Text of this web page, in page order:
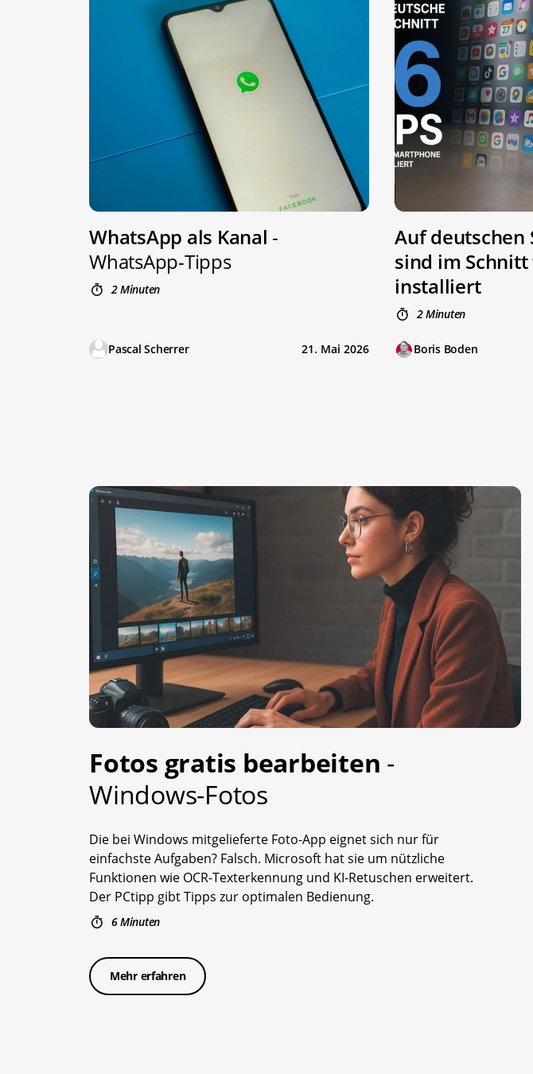
WhatsApp als Kanal -
WhatsApp-Tipps
2 Minuten
Pascal Scherrer 21. Mai 2026
Auf deutschen
sind im
installiert
2 Minuten
Boris Boden
Fotos gratis bearbeiten -
Windows-Fotos
Die bei Windows mitgelieferte Foto-App eignet sich nur für
einfachste Aufgaben? Falsch. Microsoft hat sie um nützliche
Funktionen wie OCR-Texterkennung und KI-Retuschen erweitert.
Der PCtipp gibt Tipps zur optimalen Bedienung.
6 Minuten
Mehr erfahren